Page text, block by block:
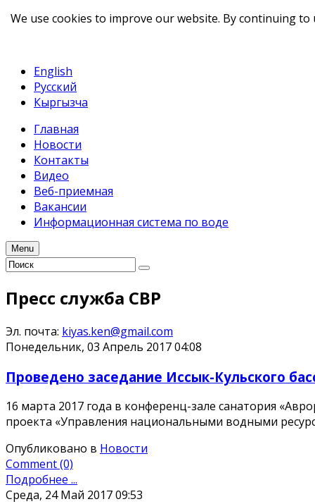
English
Русский
Кыргызча
Главная
Новости
Контакты
Видео
Веб-приемная
Вакансии
Информационная система по воде
Menu
Пресс служба СВР
Эл. почта: kiyas.ken@gmail.com
Понедельник, 03 Апрель 2017 04:08
Проведено заседание Иссык-Кульского
16 марта 2017 года в конференц-зале санатория
проекта «Управления национальными водными
Опубликовано в Новости
Comment (0)
Подробнее ...
Среда, 24 Май 2017 09:53
We use cookies to improve our website. By continuing